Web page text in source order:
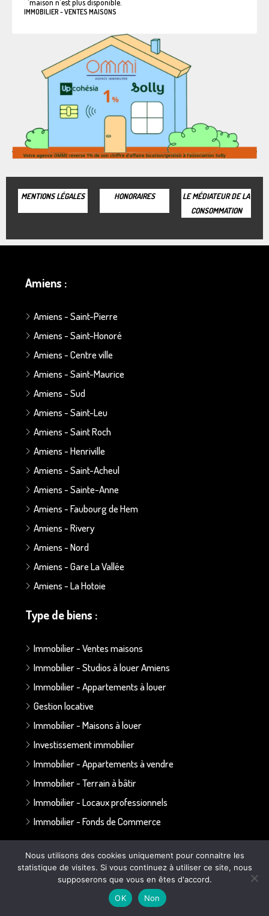
IMMOBILIER - VENTES MAISONS
MENTIONS LÉGALES HONORAIRES
LE MÉDIATEUR DE LA
CONSOMMATION
Amiens :
Amiens - Saint-Pierre
Amiens - Saint-Honoré
Amiens - Centre ville
Amiens - Saint-Maurice
Amiens - Sud
Amiens - Saint-Leu
Amiens - Saint Roch
Amiens - Henriville
Amiens - Saint-Acheul
Amiens - Sainte-Anne
Amiens - Faubourg de Hem
Amiens - Rivery
Amiens - Nord
Amiens - Gare La Vallée
Amiens - La Hotoie
Type de biens :
Immobilier - Ventes maisons
Immobilier - Studios à louer Amiens
Immobilier - Appartements à louer
Gestion locative
Immobilier - Maisons à louer
Investissement immobilier
Immobilier - Appartements à vendre
Immobilier - Terrain à bâtir
Immobilier - Locaux professionnels
Immobilier - Fonds de Commerce
Annonces par secteur :
Secteur Bapaume - Albert
Nous utilisons des cookies uniquement pour connaitre les
statistique de visites. Si vous continuez à utiliser ce site, nous
supposerons que vous en êtes d'accord.
OK
Non